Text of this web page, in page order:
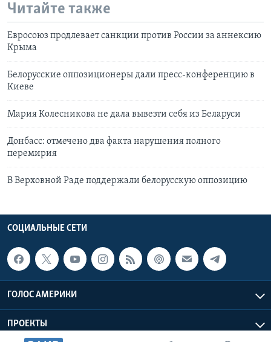
Читайте также
Евросоюз продлевает санкции против России за аннексию
Крыма
Белорусские оппозиционеры дали пресс-конференцию в
Киеве
Мария Колесникова не дала вывезти себя из Белaруси
Донбасс: отмечено два факта нарушения полного
перемирия
В Верховной Раде поддержали белорусскую оппозицию
СОЦИАЛЬНЫЕ СЕТИ
ГОЛОС АМЕРИКИ
ПРОЕКТЫ